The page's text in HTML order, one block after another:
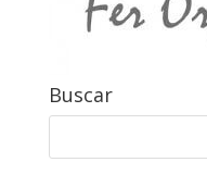
Buscar